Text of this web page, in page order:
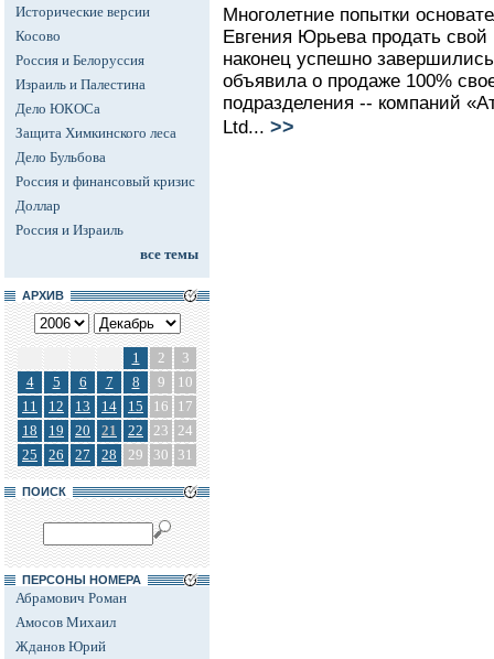
Исторические версии
Косово
Россия и Белоруссия
Израиль и Палестина
Дело ЮКОСа
Защита Химкинского леса
Дело Бульбова
Россия и финансовый кризис
Доллар
Россия и Израиль
все темы
АРХИВ
1 2
3
4
5 6 7 8 9
10
11
12 13 14 15 16
17
18
19 20 21 22 23 24
25
26 27 28 29 30 31
ПОИСК
ПЕРСОНЫ НОМЕРА
Абрамович Роман
Амосов Михаил
Жданов Юрий
Многолетние попытки
Евгения Юрьева продать
наконец успешно
объявила о продаже 100%
подразделения -- компаний
Ltd... >>